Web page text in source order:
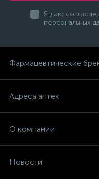
Я даю согласие
персональных
Фармацевтические
Адреса аптек
О компании
Новости